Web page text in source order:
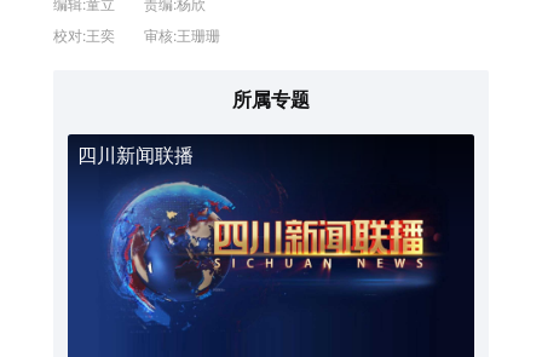
编辑:童立 责编:杨欣
校对:王奕 审核:王珊珊
所属专题
四川新闻联播